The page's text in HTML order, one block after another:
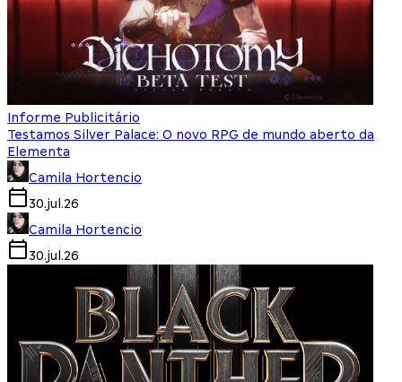
Informe Publicitário
Testamos Silver Palace: O novo RPG de mundo aberto da
Elementa
Camila Hortencio
30.jul.26
Camila Hortencio
30.jul.26